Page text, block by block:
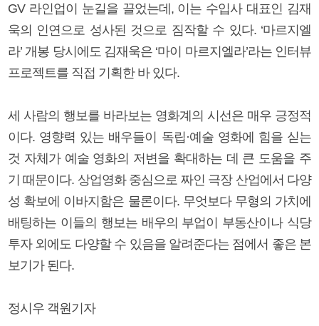
GV 라인업이 눈길을 끌었는데, 이는 수입사 대표인 김재
욱의 인연으로 성사된 것으로 짐작할 수 있다. ‘마르지엘
라’ 개봉 당시에도 김재욱은 ‘마이 마르지엘라’라는 인터뷰
프로젝트를 직접 기획한 바 있다.
세 사람의 행보를 바라보는 영화계의 시선은 매우 긍정적
이다. 영향력 있는 배우들이 독립·예술 영화에 힘을 싣는
것 자체가 예술 영화의 저변을 확대하는 데 큰 도움을 주
기 때문이다. 상업영화 중심으로 짜인 극장 산업에서 다양
성 확보에 이바지함은 물론이다. 무엇보다 무형의 가치에
배팅하는 이들의 행보는 배우의 부업이 부동산이나 식당
투자 외에도 다양할 수 있음을 알려준다는 점에서 좋은 본
보기가 된다.
정시우 객원기자